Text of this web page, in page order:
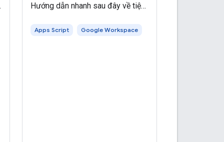
Hướng dẫn nhanh sau đây về tiện
Workspace sẽ mở rộng Lịch
Apps Script Google Workspace